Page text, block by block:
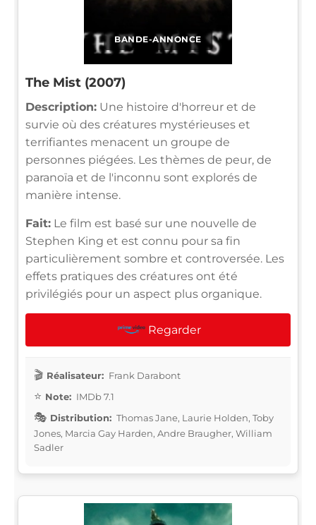
BANDE-ANNONCE
The Mist (2007)
Description: Une histoire d'horreur et de
survie où des créatures mystérieuses et
terrifiantes menacent un groupe de
personnes piégées. Les thèmes de peur, de
paranoïa et de l'inconnu sont explorés de
manière intense.
Fait: Le film est basé sur une nouvelle de
Stephen King et est connu pour sa fin
particulièrement sombre et controversée. Les
effets pratiques des créatures ont été
privilégiés pour un aspect plus organique.
Regarder
Réalisateur: Frank Darabont
Note: IMDb 7.1
Distribution: Thomas Jane, Laurie Holden, Toby
Jones, Marcia Gay Harden, Andre Braugher, William
Sadler